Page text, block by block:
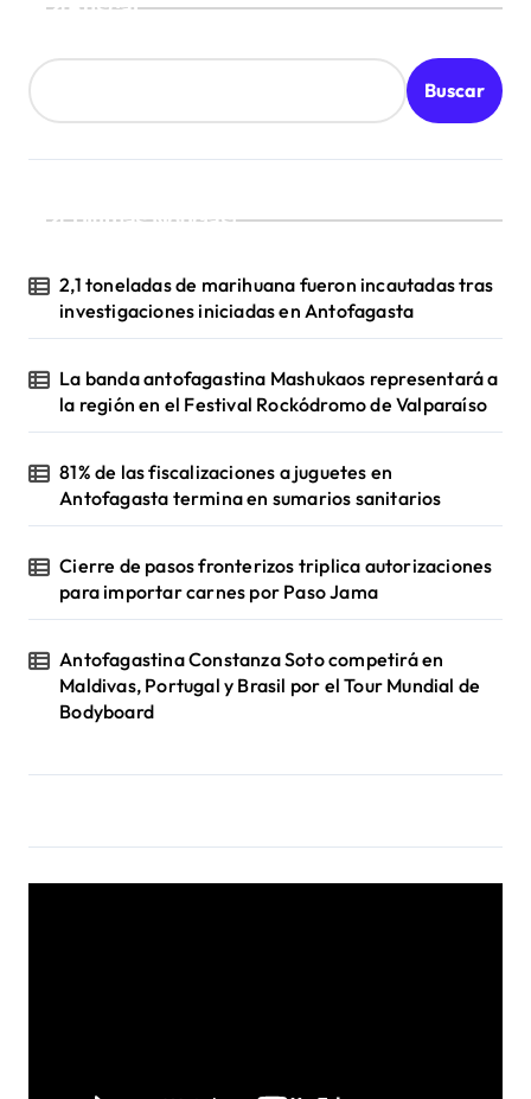
a
d
a
Buscar
Buscar
¡Ultimas Noticias!
2,1 toneladas de marihuana fueron incautadas tras
investigaciones iniciadas en Antofagasta
La banda antofagastina Mashukaos representará a
la región en el Festival Rockódromo de Valparaíso
81% de las fiscalizaciones a juguetes en
Antofagasta termina en sumarios sanitarios
Cierre de pasos fronterizos triplica autorizaciones
para importar carnes por Paso Jama
Antofagastina Constanza Soto competirá en
Maldivas, Portugal y Brasil por el Tour Mundial de
Bodyboard